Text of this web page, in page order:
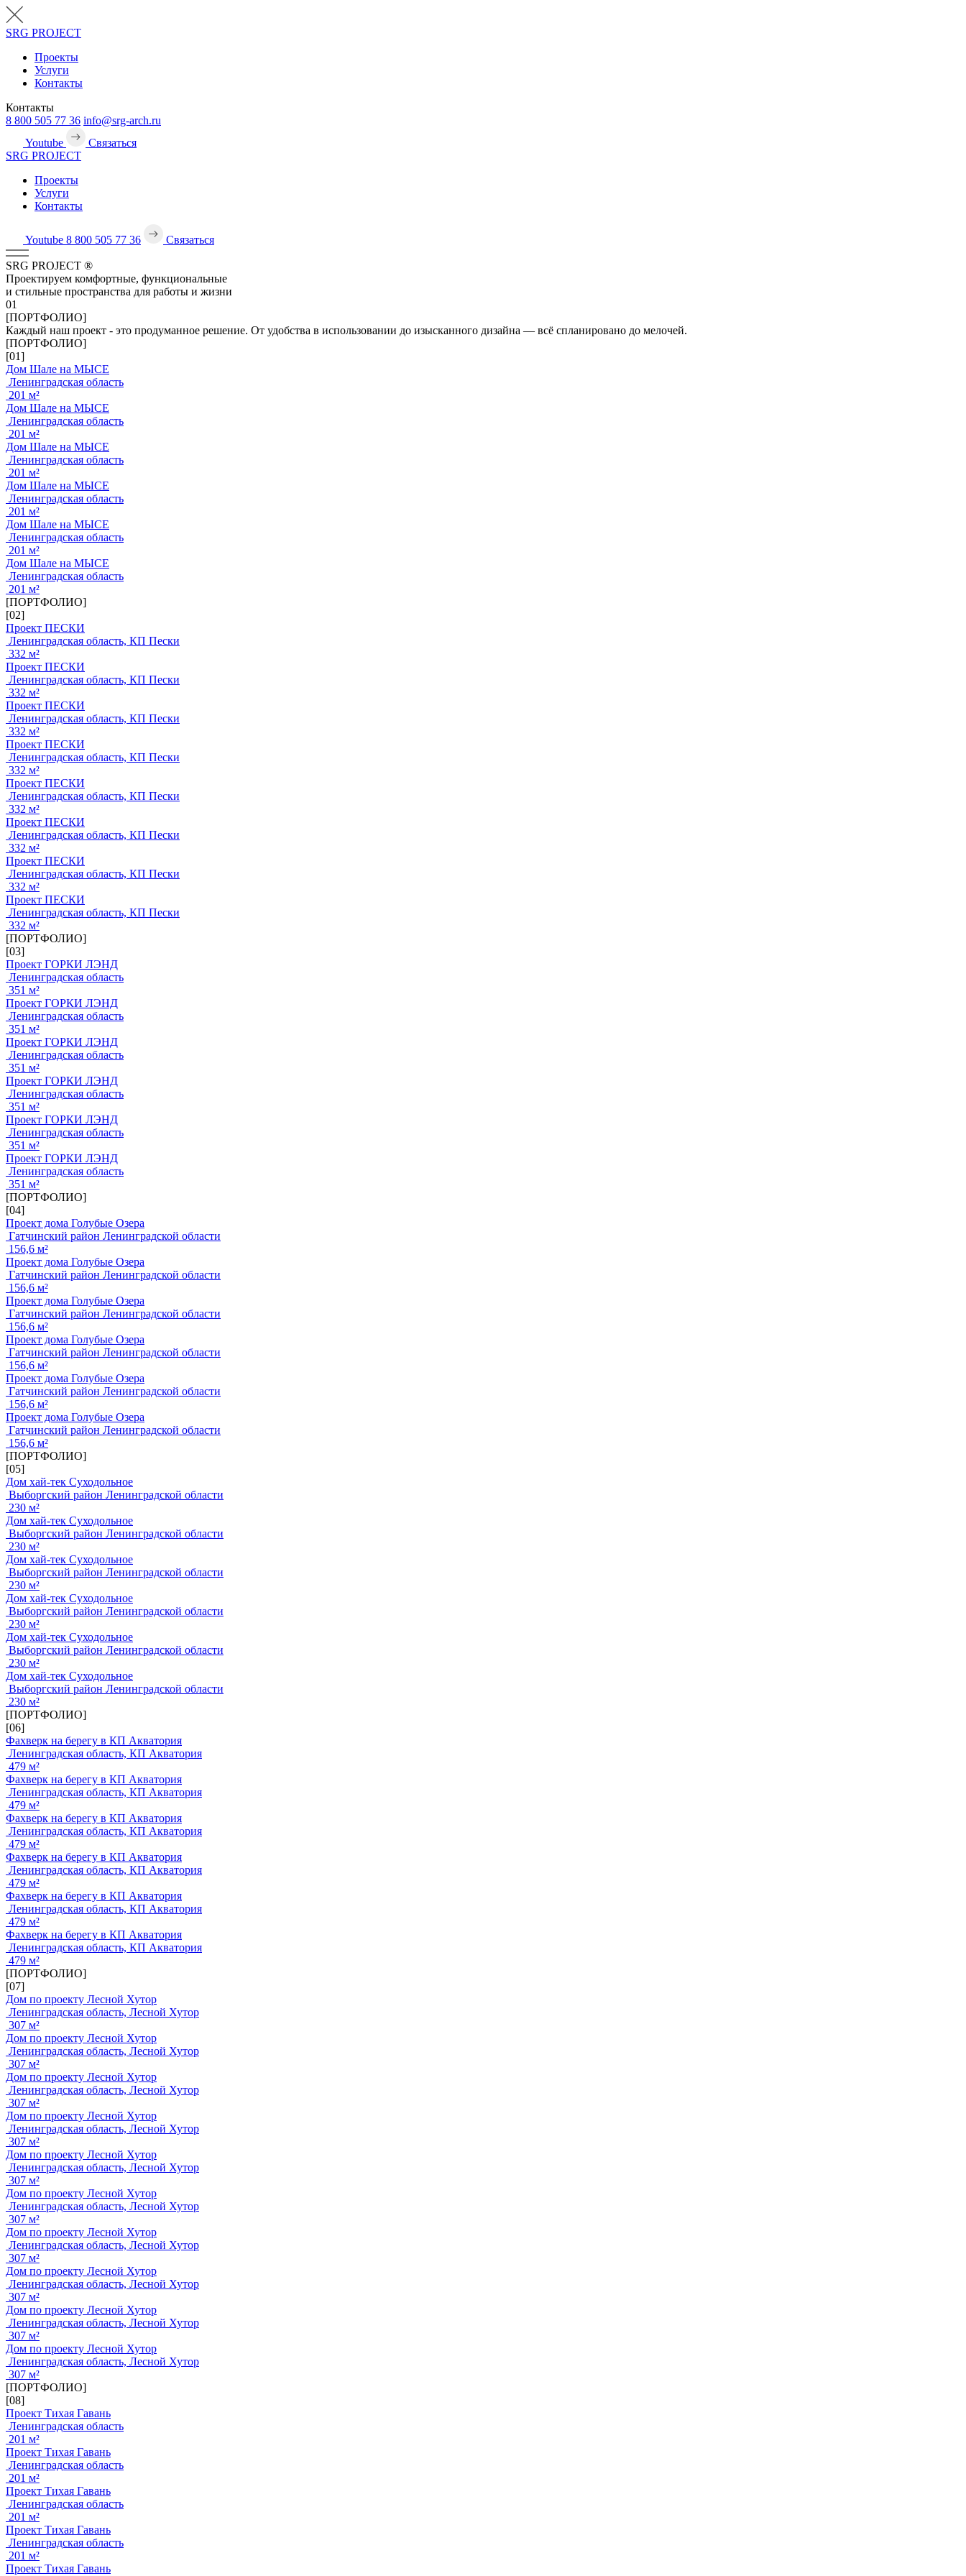
SRG PROJECT
Проекты
Услуги
Контакты
Контакты
8 800 505 77 36 info@srg-arch.ru
Youtube
Связаться
SRG PROJECT
Проекты
Услуги
Контакты
Youtube 8 800 505 77 36 Связаться
SRG PROJECT ®
Проектируем комфортные, функциональные
и стильные пространства для работы и жизни
01
[ПОРТФОЛИО]
Каждый наш проект - это продуманное решение. От удобства в использовании до изысканного дизайна — всё спланировано до мелочей.
[ПОРТФОЛИО]
[01]
Дом Шале на МЫСЕ
Ленинградская область
201 м²
Дом Шале на МЫСЕ
Ленинградская область
201 м²
Дом Шале на МЫСЕ
Ленинградская область
201 м²
Дом Шале на МЫСЕ
Ленинградская область
201 м²
Дом Шале на МЫСЕ
Ленинградская область
201 м²
Дом Шале на МЫСЕ
Ленинградская область
201 м²
[ПОРТФОЛИО]
[02]
Проект ПЕСКИ
Ленинградская область, КП Пески
332 м²
Проект ПЕСКИ
Ленинградская область, КП Пески
332 м²
Проект ПЕСКИ
Ленинградская область, КП Пески
332 м²
Проект ПЕСКИ
Ленинградская область, КП Пески
332 м²
Проект ПЕСКИ
Ленинградская область, КП Пески
332 м²
Проект ПЕСКИ
Ленинградская область, КП Пески
332 м²
Проект ПЕСКИ
Ленинградская область, КП Пески
332 м²
Проект ПЕСКИ
Ленинградская область, КП Пески
332 м²
[ПОРТФОЛИО]
[03]
Проект ГОРКИ ЛЭНД
Ленинградская область
351 м²
Проект ГОРКИ ЛЭНД
Ленинградская область
351 м²
Проект ГОРКИ ЛЭНД
Ленинградская область
351 м²
Проект ГОРКИ ЛЭНД
Ленинградская область
351 м²
Проект ГОРКИ ЛЭНД
Ленинградская область
351 м²
Проект ГОРКИ ЛЭНД
Ленинградская область
351 м²
[ПОРТФОЛИО]
[04]
Проект дома Голубые Озера
Гатчинский район Ленинградской области
156,6 м²
Проект дома Голубые Озера
Гатчинский район Ленинградской области
156,6 м²
Проект дома Голубые Озера
Гатчинский район Ленинградской области
156,6 м²
Проект дома Голубые Озера
Гатчинский район Ленинградской области
156,6 м²
Проект дома Голубые Озера
Гатчинский район Ленинградской области
156,6 м²
Проект дома Голубые Озера
Гатчинский район Ленинградской области
156,6 м²
[ПОРТФОЛИО]
[05]
Дом хай-тек Суходольное
Выборгский район Ленинградской области
230 м²
Дом хай-тек Суходольное
Выборгский район Ленинградской области
230 м²
Дом хай-тек Суходольное
Выборгский район Ленинградской области
230 м²
Дом хай-тек Суходольное
Выборгский район Ленинградской области
230 м²
Дом хай-тек Суходольное
Выборгский район Ленинградской области
230 м²
Дом хай-тек Суходольное
Выборгский район Ленинградской области
230 м²
[ПОРТФОЛИО]
[06]
Фахверк на берегу в КП Акватория
Ленинградская область, КП Акватория
479 м²
Фахверк на берегу в КП Акватория
Ленинградская область, КП Акватория
479 м²
Фахверк на берегу в КП Акватория
Ленинградская область, КП Акватория
479 м²
Фахверк на берегу в КП Акватория
Ленинградская область, КП Акватория
479 м²
Фахверк на берегу в КП Акватория
Ленинградская область, КП Акватория
479 м²
Фахверк на берегу в КП Акватория
Ленинградская область, КП Акватория
479 м²
[ПОРТФОЛИО]
[07]
Дом по проекту Лесной Хутор
Ленинградская область, Лесной Хутор
307 м²
Дом по проекту Лесной Хутор
Ленинградская область, Лесной Хутор
307 м²
Дом по проекту Лесной Хутор
Ленинградская область, Лесной Хутор
307 м²
Дом по проекту Лесной Хутор
Ленинградская область, Лесной Хутор
307 м²
Дом по проекту Лесной Хутор
Ленинградская область, Лесной Хутор
307 м²
Дом по проекту Лесной Хутор
Ленинградская область, Лесной Хутор
307 м²
Дом по проекту Лесной Хутор
Ленинградская область, Лесной Хутор
307 м²
Дом по проекту Лесной Хутор
Ленинградская область, Лесной Хутор
307 м²
Дом по проекту Лесной Хутор
Ленинградская область, Лесной Хутор
307 м²
Дом по проекту Лесной Хутор
Ленинградская область, Лесной Хутор
307 м²
[ПОРТФОЛИО]
[08]
Проект Тихая Гавань
Ленинградская область
201 м²
Проект Тихая Гавань
Ленинградская область
201 м²
Проект Тихая Гавань
Ленинградская область
201 м²
Проект Тихая Гавань
Ленинградская область
201 м²
Проект Тихая Гавань